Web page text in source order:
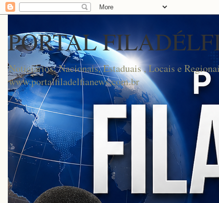
PORTAL
Noticiários: Nacionais, Estaduais , Locais e
www.portalfiladelfianews.com.br